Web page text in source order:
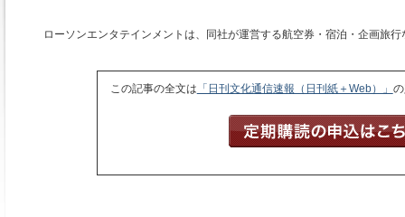
ローソンエンタテインメントは、同社が運営する航空券・宿泊・企画旅
この記事の全文は 「日刊文化通信速報（日刊紙＋Web）」